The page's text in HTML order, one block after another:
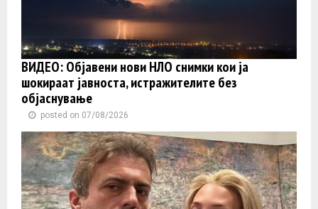
ВИДЕО: Објавени нови НЛО снимки кои ја
шокираат јавноста, истражителите без
објаснување
posted on 07/08/2026